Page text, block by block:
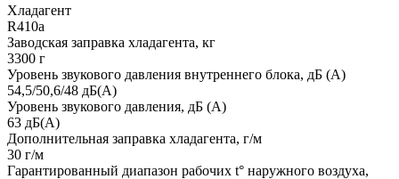
Хладагент
R410a
Заводская заправка хладагента, кг
3300 г
Уровень звукового давления внутреннего блока, дБ (А)
54,5/50,6/48 дБ(А)
Уровень звукового давления, дБ (А)
63 дБ(А)
Дополнительная заправка хладагента, г/м
30 г/м
Гарантированный диапазон рабочих t° наружного воздуха,